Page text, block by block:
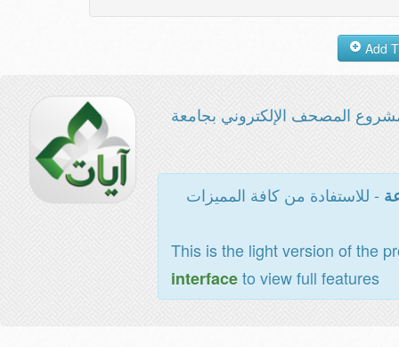
المصحف الإلكتروني بجامعة
- للاستفادة من كافة المميزات
This is the light version of the
interfaceto view full features